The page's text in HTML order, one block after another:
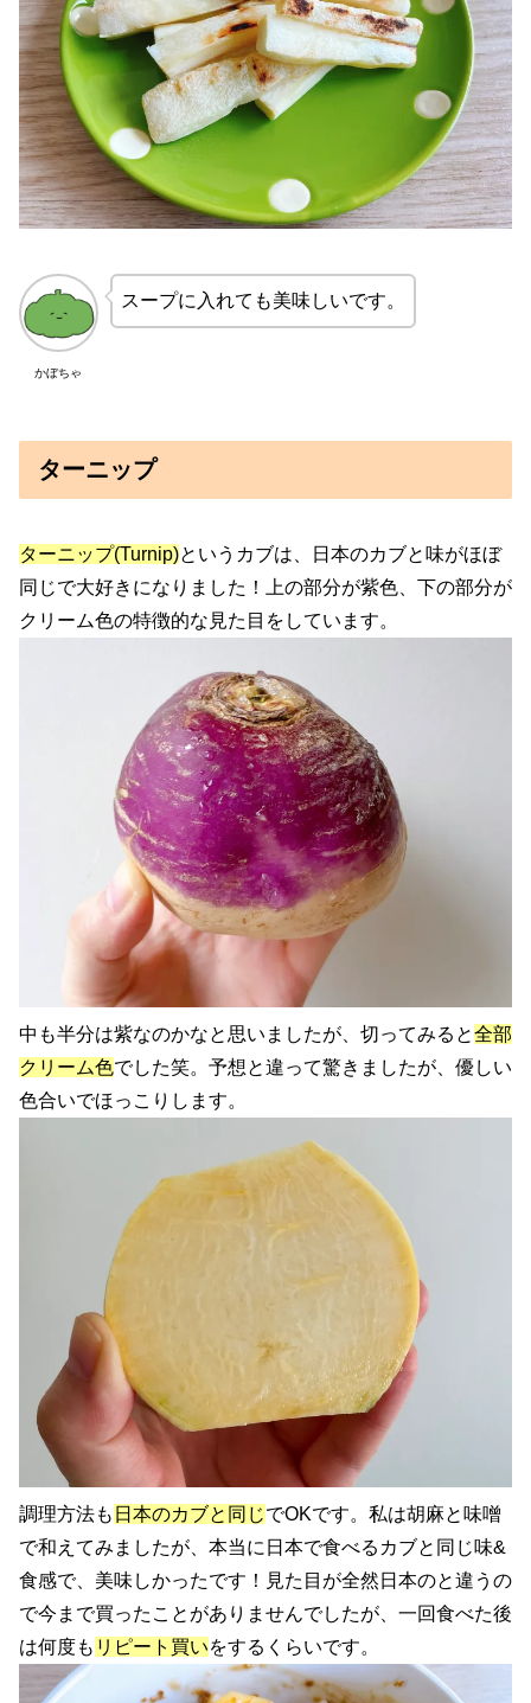
かぼちゃ
スープに入れても美味しいです。
ターニップ
ターニップ(Turnip)というカブは、日本のカブと味がほぼ
同じで大好きになりました！上の部分が紫色、下の部分が
クリーム色の特徴的な見た目をしています。
中も半分は紫なのかなと思いましたが、切ってみると全部
クリーム色でした笑。予想と違って驚きましたが、優しい
色合いでほっこりします。
調理方法も 日本のカブと同じでOKです。私は胡麻と味噌
で和えてみましたが、本当に日本で食べるカブと同じ味&
食感で、美味しかったです！見た目が全然日本のと違うの
で今まで買ったことがありませんでしたが、一回食べた後
は何度も リピート買いをするくらいです。